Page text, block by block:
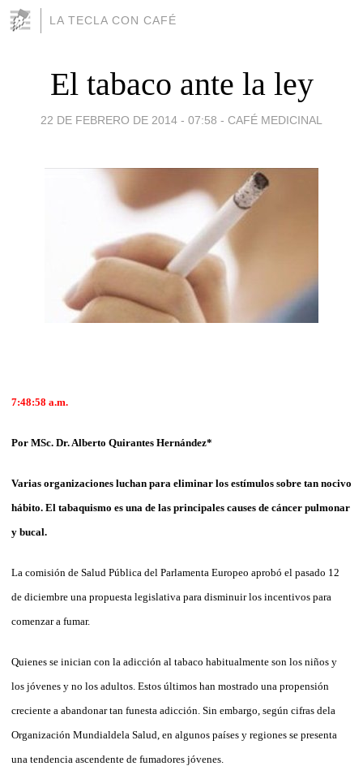
LA TECLA CON CAFÉ
El tabaco ante la ley
22 DE FEBRERO DE 2014 - 07:58 - CAFÉ MEDICINAL
7:48:58 a.m.
Por MSc. Dr. Alberto Quirantes Hernández*
Varias organizaciones luchan para eliminar los estímulos sobre tan nocivo
hábito. El tabaquismo es una de las principales causes de cáncer pulmonar
y bucal.
La comisión de Salud Pública del Parlamenta Europeo aprobó el pasado 12
de diciembre una propuesta legislativa para disminuir los incentivos para
comenzar a fumar.
Quienes se inician con la adicción al tabaco habitualmente son los niños y
los jóvenes y no los adultos. Estos últimos han mostrado una propensión
creciente a abandonar tan funesta adicción. Sin embargo, según cifras dela
Organización Mundialdela Salud, en algunos países y regiones se presenta
una tendencia ascendente de fumadores jóvenes.